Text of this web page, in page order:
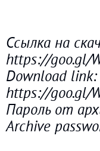
Ссылка на
https://goo.gl/
Download link:
https://goo.gl/
Пароль от
Archive